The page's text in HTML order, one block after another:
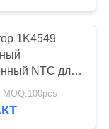
1K4549
NTC для
MOQ:100pcs